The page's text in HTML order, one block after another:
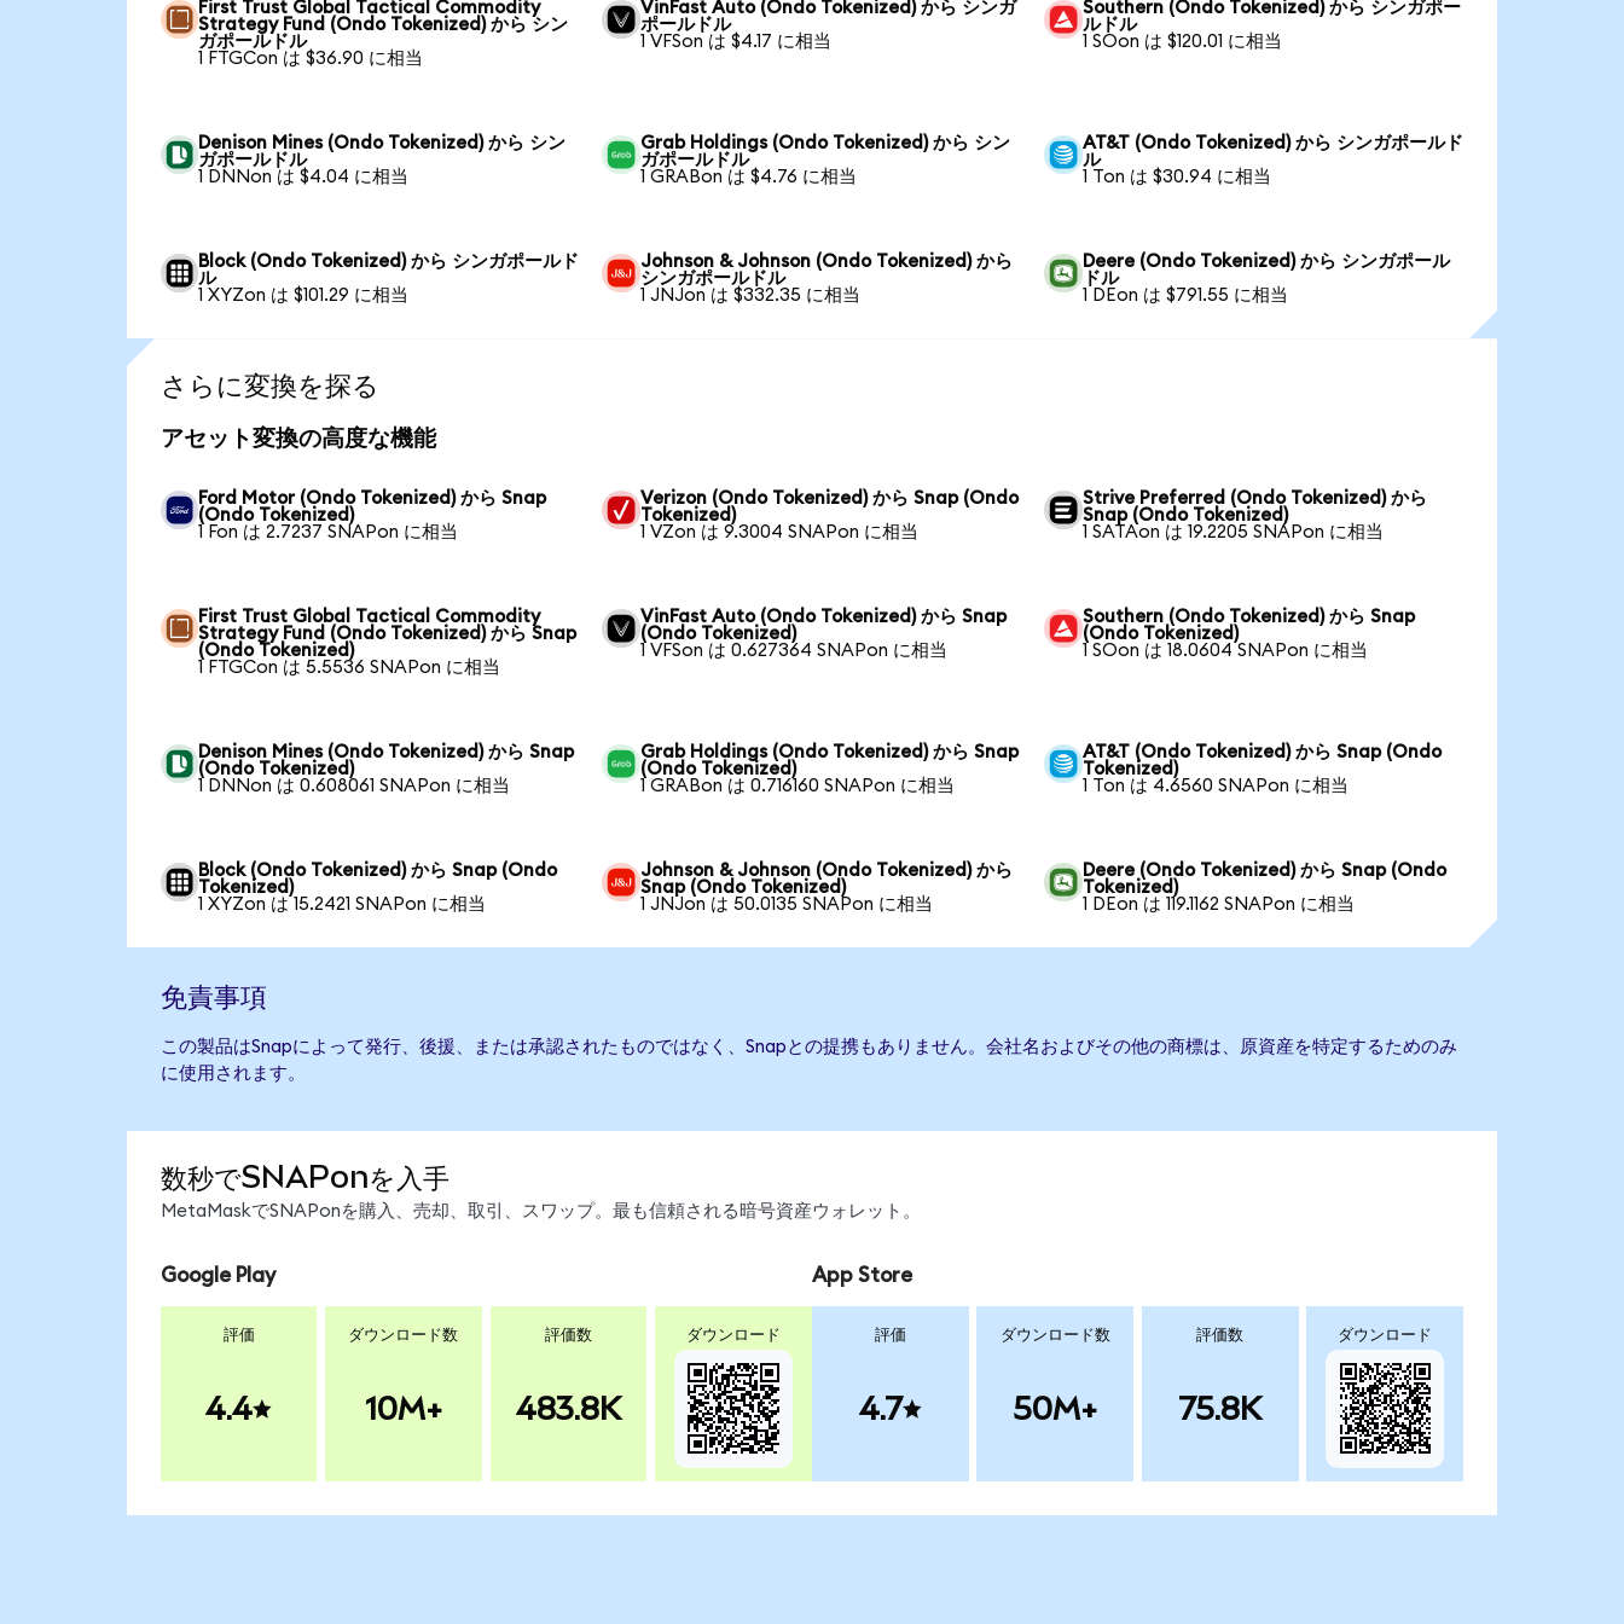
First Trust Global Tactical Commodity
Strategy Fund (Ondo Tokenized) から シン
ガポールドル
1 FTGCon は $36.90 に相当
VinFast Auto (Ondo Tokenized) から シンガ
ポールドル
1 VFSon は $4.17 に相当
Southern (Ondo Tokenized) から シンガポー
ルドル
1 SOon は $120.01 に相当
Denison Mines (Ondo Tokenized) から シン
ガポールドル
1 DNNon は $4.04 に相当
Grab Holdings (Ondo Tokenized) から シン
ガポールドル
1 GRABon は $4.76 に相当
AT&T (Ondo Tokenized) から シンガポールド
ル
1 Ton は $30.94 に相当
Block (Ondo Tokenized) から シンガポールド
ル
1 XYZon は $101.29 に相当
Johnson & Johnson (Ondo Tokenized) から
シンガポールドル
1 JNJon は $332.35 に相当
Deere (Ondo Tokenized) から シンガポール
ドル
1 DEon は $791.55 に相当
さらに変換を探る
アセット変換の高度な機能
Ford Motor (Ondo Tokenized) から Snap
(Ondo Tokenized)
1 Fon は 2.7237 SNAPon に相当
Verizon (Ondo Tokenized) から Snap (Ondo
Tokenized)
1 VZon は 9.3004 SNAPon に相当
Strive Preferred (Ondo Tokenized) から
Snap (Ondo Tokenized)
1 SATAon は 19.2205 SNAPon に相当
First Trust Global Tactical Commodity
Strategy Fund (Ondo Tokenized) から Snap
(Ondo Tokenized)
1 FTGCon は 5.5536 SNAPon に相当
VinFast Auto (Ondo Tokenized) から Snap
(Ondo Tokenized)
1 VFSon は 0.627364 SNAPon に相当
Southern (Ondo Tokenized) から Snap
(Ondo Tokenized)
1 SOon は 18.0604 SNAPon に相当
Denison Mines (Ondo Tokenized) から Snap
(Ondo Tokenized)
1 DNNon は 0.608061 SNAPon に相当
Grab Holdings (Ondo Tokenized) から Snap
(Ondo Tokenized)
1 GRABon は 0.716160 SNAPon に相当
AT&T (Ondo Tokenized) から Snap (Ondo
Tokenized)
1 Ton は 4.6560 SNAPon に相当
Block (Ondo Tokenized) から Snap (Ondo
Tokenized)
1 XYZon は 15.2421 SNAPon に相当
Johnson & Johnson (Ondo Tokenized) から
Snap (Ondo Tokenized)
1 JNJon は 50.0135 SNAPon に相当
Deere (Ondo Tokenized) から Snap (Ondo
Tokenized)
1 DEon は 119.1162 SNAPon に相当
免責事項
この製品はSnapによって発行、後援、または承認されたものではなく、Snapとの提携もありません。会社名およびその他の商標は、原資産を特定するためのみ
に使用されます。
数秒でSNAPonを入手
MetaMaskでSNAPonを購入、売却、取引、スワップ。最も信頼される暗号資産ウォレット。
Google Play
評価
4.4
ダウンロード数
10M+
評価数
483.8K
ダウンロード
App Store
評価
4.7
ダウンロード数
50M+
評価数
75.8K
ダウンロード